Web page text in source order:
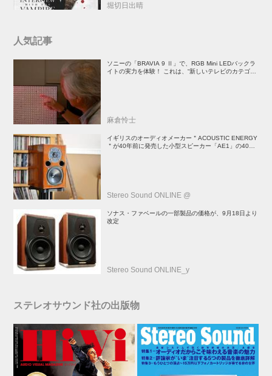
堀切日出晴
人気記事
ソニーの「BRAVIA 9 Ⅱ」で、RGB Mini LEDバックラ
イトの実力を体験！ これは、“新しいテレビのカテゴリ
麻倉怜士
イギリスのオーディオメーカー＂ACOUSTIC ENERGY
＂が40年前に発売した小型スピーカー「AE1」の40周
Stereo Sound ONLINE @
ソナス・ファベールの一部製品の価格が、9月18日より
改定
Stereo Sound ONLINE_y
ステレオサウンド社の出版物